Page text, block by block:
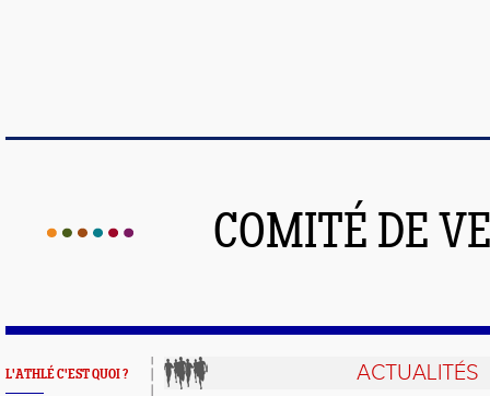
COMITÉ DE
L'ATHLÉ C'EST QUOI ? ACTUALITÉS